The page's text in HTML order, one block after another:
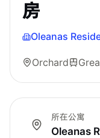
附近学校：
房
Oleanas
Orchard
所在公寓
Oleanas